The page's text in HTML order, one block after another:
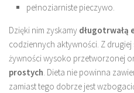
pełnoziarniste pieczywo.
Dzięki nim zyskamy długotrwałą
codziennych aktywności. Z
żywności wysoko przetworzonej
prostych. Dieta nie powinna
zamiast tego dobrze jest